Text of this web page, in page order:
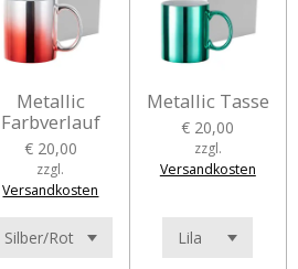
Metallic
Farbverlauf
€ 20,00
zzgl.
Versandkosten
Metallic Tasse
€ 20,00
zzgl.
Versandkosten